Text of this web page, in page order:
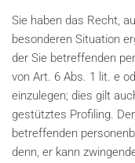
Sie haben das Recht,
besonderen Situation
der Sie betreffenden
von Art. 6 Abs. 1 lit. e
einzulegen; dies gilt
gestütztes Profiling.
betreffenden
denn, er kann